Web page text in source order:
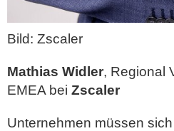
Bild: Zscaler
Mathias Widler, Regional
EMEA bei Zscaler
Unternehmen müssen